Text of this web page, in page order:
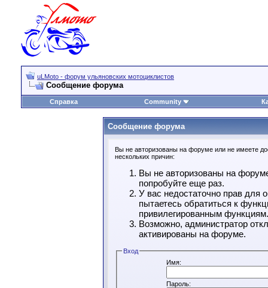
uLMoto - форум ульяновских мотоциклистов
Сообщение форума
Справка Community
Сообщение форума
Вы не авторизованы на форуме или не имеете
нескольких причин:
Вы не авторизованы на
попробуйте еще раз.
У вас недостаточно прав для
пытаетесь обратиться к
привилегированным функциям.
Возможно, администратор
активированы на форуме.
Вход
Имя:
Пароль: